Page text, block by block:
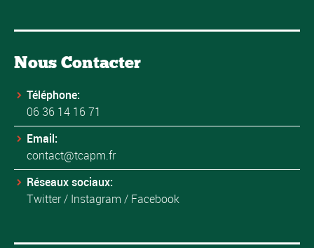
Nous Contacter
Téléphone:
06 36 14 16 71
Email:
contact@tcapm.fr
Réseaux sociaux:
Twitter/ Instagram / Facebook